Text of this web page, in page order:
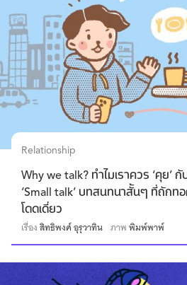
Relationship
Why we talk? ทำไมเราควร ‘คุย’
‘Small talk’ บทสนทนาสั้นๆ ที่ถักท
โดดเดี่ยว
เรื่องสิทธิพงศ์ อุรุวาทิน ภาพพิมพ์พาพ์